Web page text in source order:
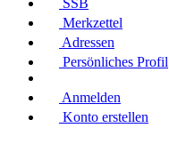
SSB
Merkzettel
Adressen
Persönliches Profil
Anmelden
Konto erstellen